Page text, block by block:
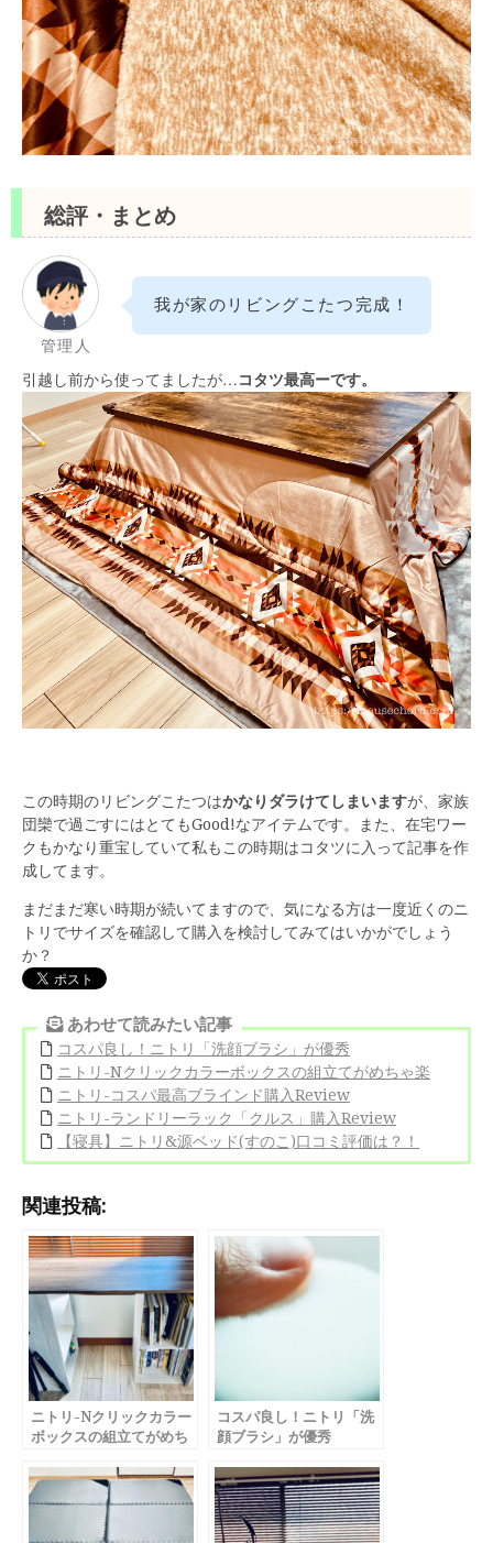
総評・まとめ
管理人
我が家のリビングこたつ完成！
引越し前から使ってましたが…コタツ最高ーです。
この時期のリビングこたつはかなりダラけてしまいますが、家族
団欒で過ごすにはとてもGood!なアイテムです。また、在宅ワー
クもかなり重宝していて私もこの時期はコタツに入って記事を作
成してます。
まだまだ寒い時期が続いてますので、気になる方は一度近くのニ
トリでサイズを確認して購入を検討してみてはいかがでしょう
か？
あわせて読みたい記事
コスパ良し！ニトリ「洗顔ブラシ」が優秀
ニトリ-Nクリックカラーボックスの組立てがめちゃ楽
ニトリ-コスパ最高ブラインド購入Review
ニトリ-ランドリーラック「クルス」購入Review
【寝具】ニトリ&源ベッド(すのこ)口コミ評価は？！
関連投稿:
ニトリ-Nクリックカラー
ボックスの組立てがめち
コスパ良し！ニトリ「洗
顔ブラシ」が優秀